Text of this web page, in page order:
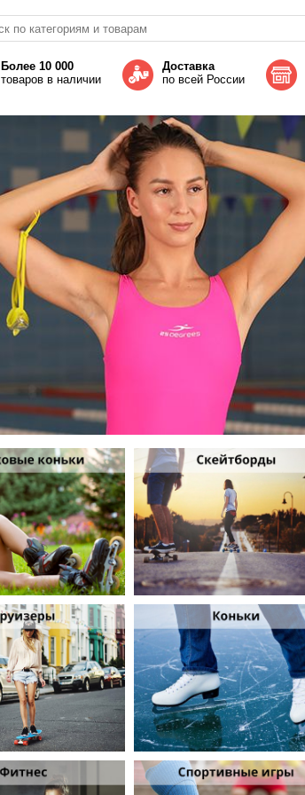
Более 10 000
товаров в наличии
Доставка
по всей России